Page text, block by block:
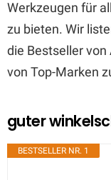
Werkzeugen für
zu bieten. Wir
die Bestseller
von Top-Marken
guter
BESTSELLER NR. 1